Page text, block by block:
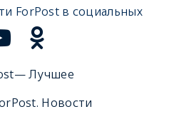
ForPost в социальных
Лучшее
Новости